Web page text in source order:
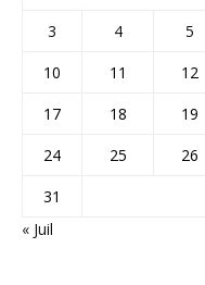
3
4 5
10
11 12
17
18 19
24
25 26
31
« Juil